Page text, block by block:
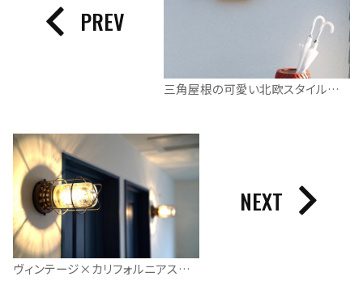
三角屋根の可愛い北欧スタイルのお家
PREV
ヴィンテージ×カリフォルニアスタイルのお住まい
NEXT